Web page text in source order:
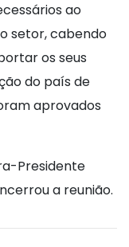
ao
setor, cabendo
os seus
do país de
aprovados
Presidente
a reunião.